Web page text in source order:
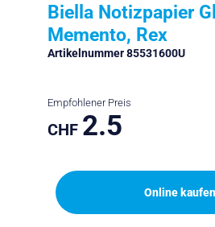
Biella Notizpapier
Memento, Rex
Artikelnummer 85531600U
Empfohlener Preis
CHF 2.5
Online kaufen